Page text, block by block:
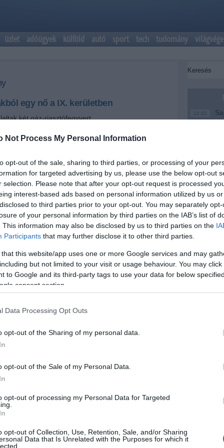
Not Process My Personal Information
opt-out of the sale, sharing to third parties, or processing of your
for targeted advertising by us, please use the below opt-out
selection. Please note that after your opt-out request is processed
interest-based ads based on personal information utilized by us
to third parties prior to your opt-out. You may separately
of your personal information by third parties on the IAB’s list of
This information may also be disclosed by us to third parties on the
Participants that may further disclose it to other third parties.
that this website/app uses one or more Google services and may
but not limited to your visit or usage behaviour. You may
to Google and its third-party tags to use your data for below
consent section.
Data Processing Opt Outs
opt-out of the Sharing of my personal data.
opt-out of the Sale of my Personal Data.
opt-out of processing my Personal Data for Targeted
opt-out of Collection, Use, Retention, Sale, and/or Sharing
Data that Is Unrelated with the Purposes for which it
üzlet adóügyek külföld autó sport tech tudomány világvége
egy nő a IX. kerületben
két gáz-riasztófegyvert.
+-
nőt, aki a gyanú szerint kilőtt egy ablakból a IX.
utcában szerdán kora este - erősítette meg a
főkapitányság (BRFK) kommunikációs osztálya az
a rendőrségre délután fél hat előtt érkezett
hogy a IX. kerületben, a Börzsöny utcában kilőttek
a feltételezett elkövetőt, egy 38
lefoglaltak két gáz-riasztófegyvert.
során nem sérült meg senki.
a nő elszámoltatása folyamatban van -
a hírek publikációjával foglalkozik, a kommenteket nem tudja
személyiségi jogainak és jó hírnevének tiszteletben tartásával
22:22
18:19
A
16:21
14:26
12:56
Nem is
Tanár Úr